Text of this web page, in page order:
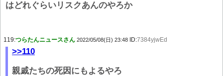
はどれぐらいリスクあんのやろか
119:つらたんニュースさん 2022/05/08(日) 23:48 ID:7384yjwEd
>>110
親戚たちの死因にもよるやろ